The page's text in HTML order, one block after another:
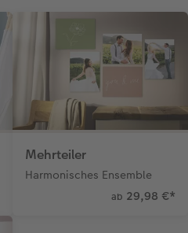
Mehrteiler
Harmonisches Ensemble
ab 29,98 €*